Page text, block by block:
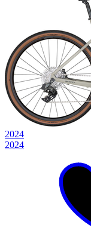
2024
2024